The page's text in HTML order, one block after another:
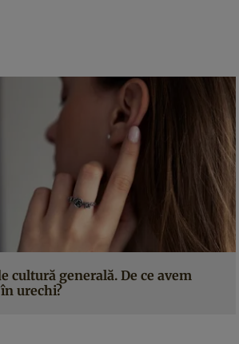
cultură generală. De ce avem
urechi?